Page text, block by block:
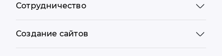
Сотрудничество
Создание сайтов